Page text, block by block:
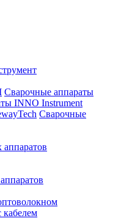
Сварочные аппараты
INNO Instrument
Cварочные
аппаратов
кабелем